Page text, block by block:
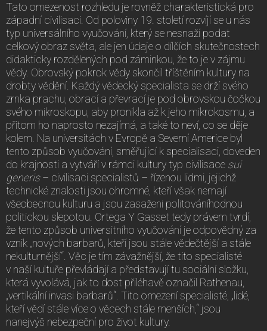
Tato omezenost rozhledu je rovněž charakteristická pro
západní civilisaci. Od poloviny 19. století rozvíjí se u nás
typ universálního vyučování, který se nesnaží podat
celkový obraz světa, ale jen údaje o dílčích skutečnostech
didakticky rozdělených pod záminkou, že to je v zájmu
vědy. Obrovský pokrok vědy skončil tříštěním kultury na
drobty vědění. Každý vědecký specialista se drží svého
zrnka prachu, obrací a převrací je pod obrovskou čočkou
svého mikroskopu, aby pronikla až k jeho mikrokosmu, a
přitom ho naprosto nezajímá, a také to neví, co se děje
kolem. Na universitách v Evropě a Severní Americe byl
tento způsob vyučování, směřující k specialisaci, doveden
do krajnosti a vytváří v rámci kultury typ civilisace sui
generis– civilisaci specialistů – řízenou lidmi, jejichž
technické znalosti jsou ohromné, kteří však nemají
všeobecnou kulturu a jsou zasaženi politováníhodnou
politickou slepotou. Ortega Y Gasset tedy právem tvrdí,
že tento způsob universitního vyučování je odpovědný za
vznik „nových barbarů, kteří jsou stále vědečtější a stále
nekulturnější“. Věc je tím závažnější, že tito specialisté
v naší kultuře převládají a představují tu sociální složku,
která vyvolává, jak to dost přiléhavě označil Rathenau,
„vertikální invasi barbarů“. Tito omezení specialisté, „lidé,
kteří vědí stále více o věcech stále menších,“ jsou
nanejvýš nebezpeční pro život kultury.